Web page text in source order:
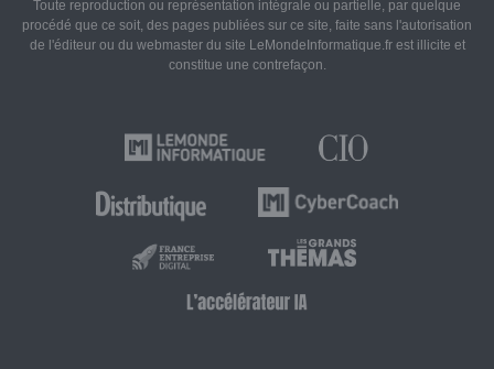
Toute reproduction ou représentation intégrale ou partielle, par quelque
procédé que ce soit, des pages publiées sur ce site, faite sans l'autorisation
de l'éditeur ou du webmaster du site LeMondeInformatique.fr est illicite et
constitue une contrefaçon.